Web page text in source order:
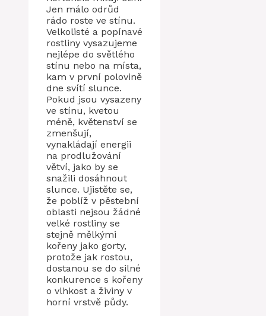
Jen málo odrůd
rádo roste ve stínu.
Velkolisté a popínavé
rostliny vysazujeme
nejlépe do světlého
stínu nebo na místa,
kam v první polovině
dne svítí slunce.
Pokud jsou vysazeny
ve stínu, kvetou
méně, květenství se
zmenšují,
vynakládají energii
na prodlužování
větví, jako by se
snažili dosáhnout
slunce. Ujistěte se,
že poblíž v pěstební
oblasti nejsou žádné
velké rostliny se
stejně mělkými
kořeny jako gorty,
protože jak rostou,
dostanou se do silné
konkurence s kořeny
o vlhkost a živiny v
horní vrstvě půdy.